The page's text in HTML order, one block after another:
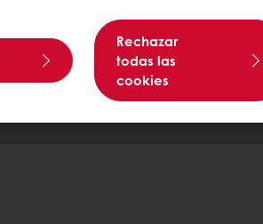
Rechazar
todas las
cookies